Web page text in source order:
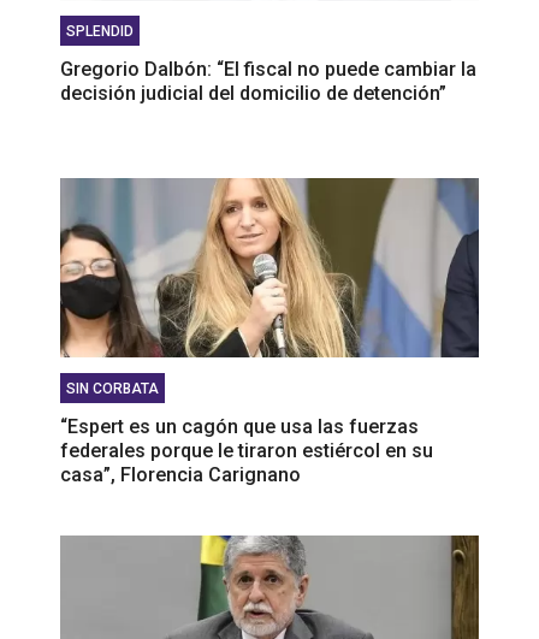
SPLENDID
Gregorio Dalbón: “El fiscal no puede cambiar la
decisión judicial del domicilio de detención”
SIN CORBATA
“Espert es un cagón que usa las fuerzas
federales porque le tiraron estiércol en su
casa”, Florencia Carignano